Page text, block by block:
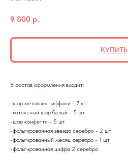
9 800 р.
КУПИТЬ
В состав оформления входит:
-шар металлик тиффани - 7 шт
-латексный шар белый - 5 шт
-шар конфетти - 5 шт
-фольгированная звезда серебро - 2 шт
-фольгированный месяц серебро - 1 шт
-фольгированная цифра 2 серебро